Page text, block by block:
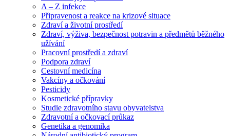
A – Z infekce
Připravenost a reakce na krizové situace
Zdraví a životní prostředí
Zdraví, výživa, bezpečnost potravin a předmětů běžného
užívání
Pracovní prostředí a zdraví
Podpora zdraví
Cestovní medicína
Vakcíny a očkování
Pesticidy
Kosmetické přípravky
Studie zdravotního stavu obyvatelstva
Zdravotní a očkovací průkaz
Genetika a genomika